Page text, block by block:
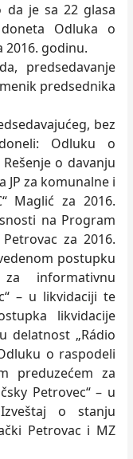
da je sa 22 glasa
Odluka o
2016. godinu.
predsedavanje
predsednika
bez
Odluku o
o davanju
JP za komunalne i
Maglić za 2016.
na Program
Petrovac za 2016.
postupku
informativnu
– u likvidaciji te
likvidacije
delatnost „Rádio
o raspodeli
preduzećem za
Petrovec“ – u
o stanju
Petrovac i MZ